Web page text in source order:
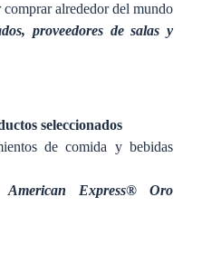
alrededor del mundo
proveedores de salas y
seleccionados
de comida y bebidas
American Express® Oro